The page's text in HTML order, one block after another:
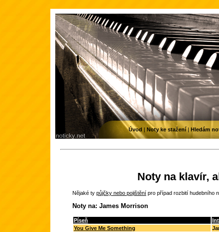
Noty na klavír,
Nějaké ty půjčky nebo pojištění pro případ rozbití hudebního
Noty na: James Morrison
Píseň
You Give Me Something
Úvod | Noty ke stažení| Hledám